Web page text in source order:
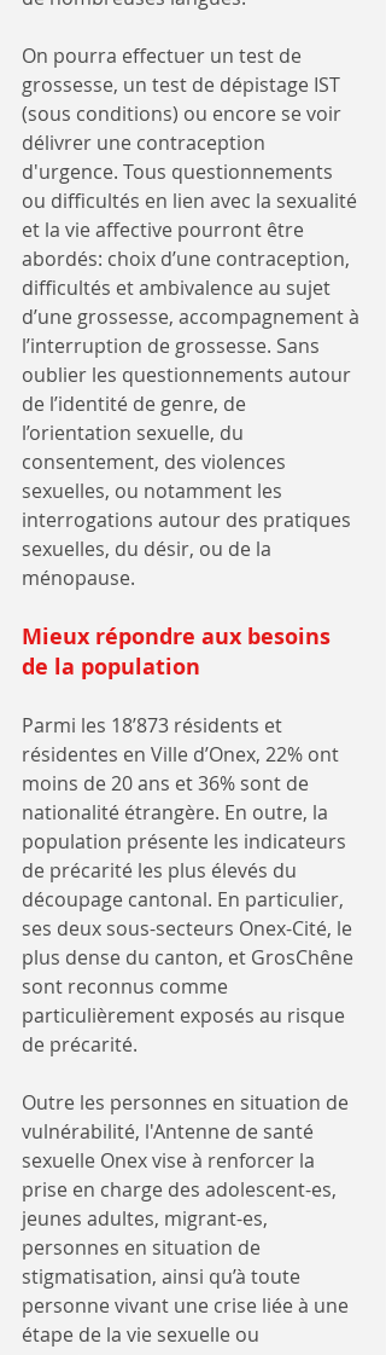
On pourra effectuer un test de
grossesse, un test de dépistage IST
(sous conditions) ou encore se voir
délivrer une contraception
d'urgence. Tous questionnements
ou difficultés en lien avec la sexualité
et la vie affective pourront être
abordés: choix d’une contraception,
difficultés et ambivalence au sujet
d’une grossesse, accompagnement à
l’interruption de grossesse. Sans
oublier les questionnements autour
de l’identité de genre, de
l’orientation sexuelle, du
consentement, des violences
sexuelles, ou notamment les
interrogations autour des pratiques
sexuelles, du désir, ou de la
ménopause.
Mieux répondre aux besoins
de la population
Parmi les 18’873 résidents et
résidentes en Ville d’Onex, 22% ont
moins de 20 ans et 36% sont de
nationalité étrangère. En outre, la
population présente les indicateurs
de précarité les plus élevés du
découpage cantonal. En particulier,
ses deux sous-secteurs Onex-Cité, le
plus dense du canton, et GrosChêne
sont reconnus comme
particulièrement exposés au risque
de précarité.
Outre les personnes en situation de
vulnérabilité, l'Antenne de santé
sexuelle Onex vise à renforcer la
prise en charge des adolescent-es,
jeunes adultes, migrant-es,
personnes en situation de
stigmatisation, ainsi qu’à toute
personne vivant une crise liée à une
étape de la vie sexuelle ou